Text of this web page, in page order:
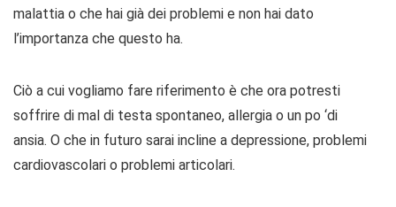
malattia o che hai già dei problemi e non hai dato
l’importanza che questo ha.
Ciò a cui vogliamo fare riferimento è che ora potresti
soffrire di mal di testa spontaneo, allergia o un po ‘di
ansia. O che in futuro sarai incline a depressione, problemi
cardiovascolari o problemi articolari.